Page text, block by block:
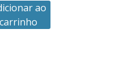
ao
carrinho